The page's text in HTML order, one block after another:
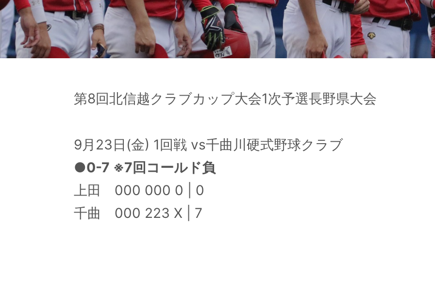
第8回北信越クラブカップ大会1次予選長野県大会
9月23日(金) 1回戦 vs千曲川硬式野球クラブ
●0-7 ※7回コールド負
上田 000 000 0 | 0
千曲 000 223 X | 7